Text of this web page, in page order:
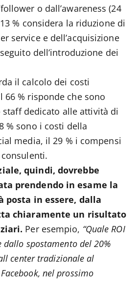
o dall’awareness (24
% considera la riduzione di
service e dell’acquisizione
dell’introduzione dei
il calcolo dei costi
66 % risponde che sono
dedicato alle attività di
% sono i costi della
media, il 29 % i compensi
quindi, dovrebbe
prendendo in esame la
posta in essere, dalla
chiaramente un risultato
Per esempio, “Quale ROI
dallo spostamento del 20%
center tradizionale al
nel prossimo